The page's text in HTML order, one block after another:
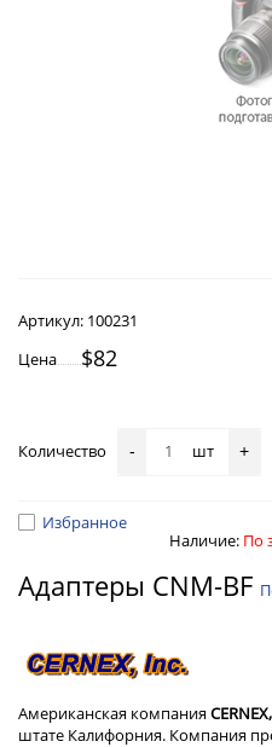
Артикул: 100231
Цена
$82
Количество - шт +
Избранное
Наличие: По
Адаптеры CNM-BF
Американская компания
штате Калифорния. Компания